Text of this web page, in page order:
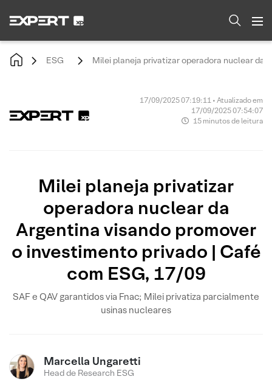
ESG Milei planeja privatizar operadora nuclear da
17/09/2025 07:19:11 • Atualizado em
17/09/2025 07:54:07
15 minutos de leitura
Milei planeja privatizar
operadora nuclear da
Argentina visando promover
o investimento privado | Café
com ESG, 17/09
SAF e QAV garantidos via Fnac; Milei privatiza parcialmente
usinas nucleares
Marcella Ungaretti
Head de Research ESG